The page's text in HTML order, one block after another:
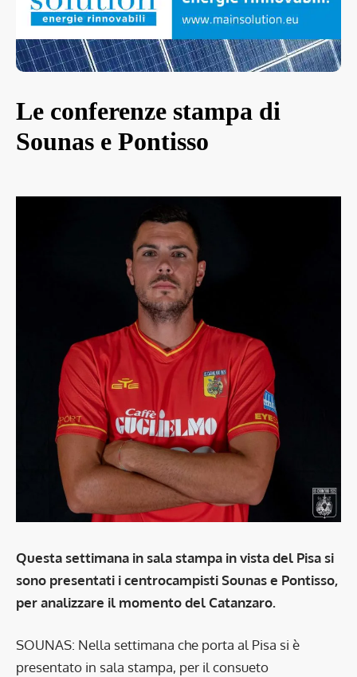
Le conferenze stampa di
Sounas e Pontisso
Questa settimana in sala stampa in vista del Pisa si
sono presentati i centrocampisti Sounas e Pontisso,
per analizzare il momento del Catanzaro.
SOUNAS: Nella settimana che porta al Pisa si è
presentato in sala stampa, per il consueto